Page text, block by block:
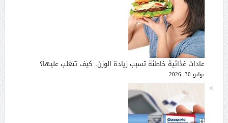
عادات غذائية خاطئة تسبب زيادة الوزن.. كيف تتغلب عليها؟
يوليو 30, 2026